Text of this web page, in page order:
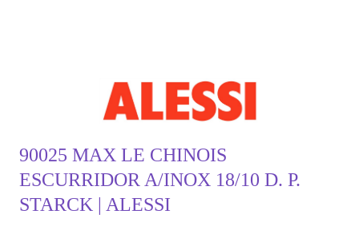
90025 MAX LE CHINOIS
ESCURRIDOR A/INOX 18/10 D. P.
STARCK | ALESSI